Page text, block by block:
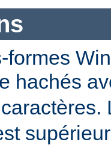
formes
hachés
caractères.